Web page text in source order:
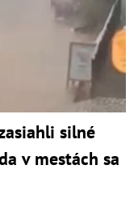
silné
v mestách sa